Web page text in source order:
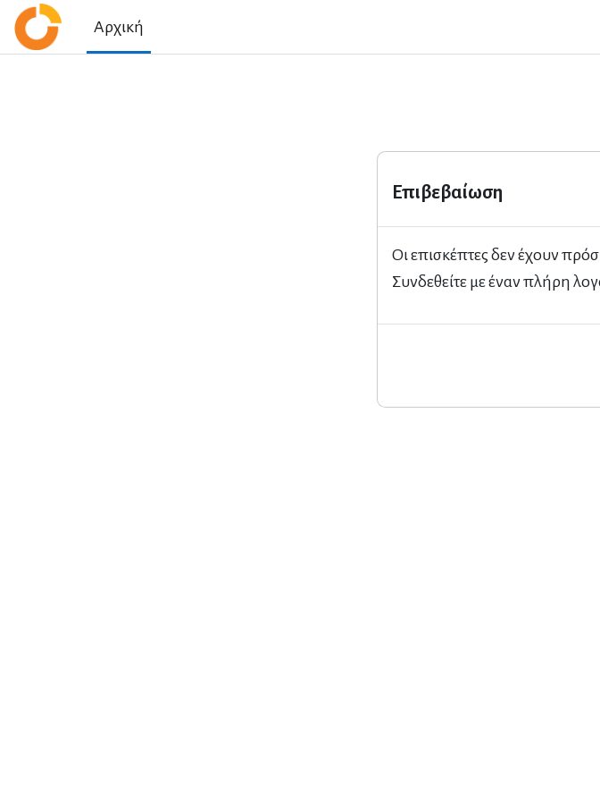
Μετάβαση στο κεντρικό περιεχόμενο
Αρχική
Επιβεβαίωση
Οι επισκέπτες δεν έχουν
Συνδεθείτε με έναν πλήρη